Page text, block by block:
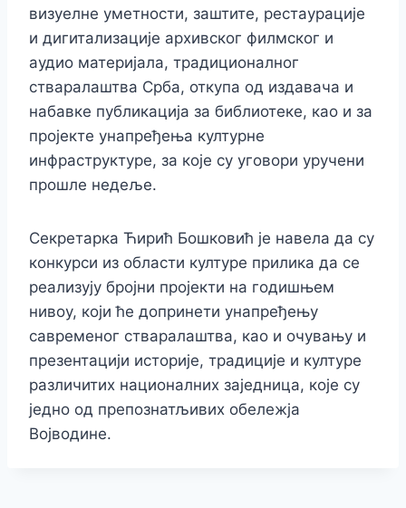
визуелне уметности, заштите, рестаурације
и дигитализације архивског филмског и
аудио материјала, традиционалног
стваралаштва Срба, откупа од издавача и
набавке публикација за библиотеке, као и за
пројекте унапређења културне
инфраструктуре, за које су уговори уручени
прошле недеље.
Секретарка Ћирић Бошковић је навела да су
конкурси из области културе прилика да се
реализују бројни пројекти на годишњем
нивоу, који ће допринети унапређењу
савременог стваралаштва, као и очувању и
презентацији историје, традиције и културе
различитих националних заједница, које су
једно од препознатљивих обележја
Војводине.